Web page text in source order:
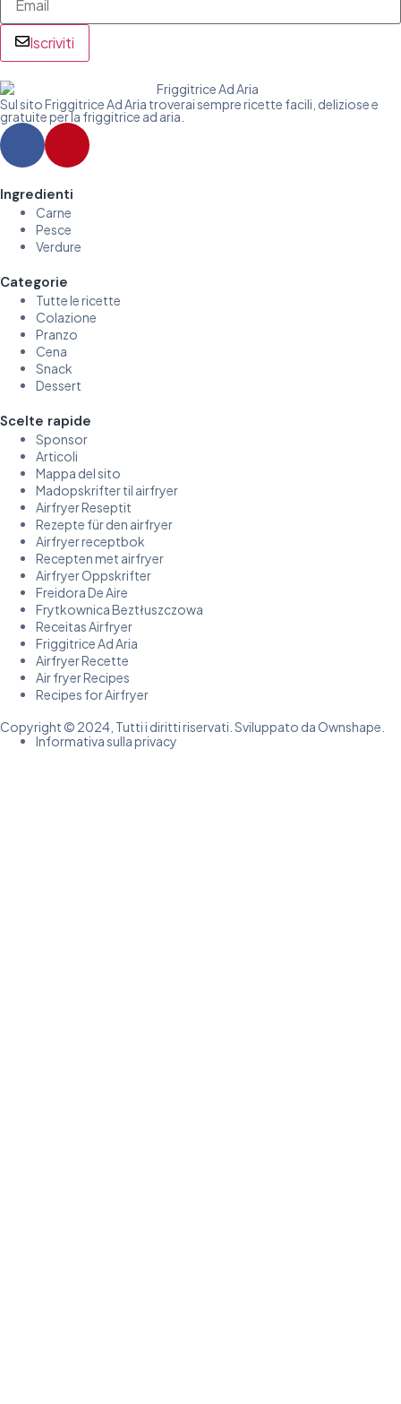
Iscriviti
Sul sito Friggitrice Ad Aria troverai sempre ricette facili, deliziose e
gratuite per la friggitrice ad aria.
Ingredienti
Carne
Pesce
Verdure
Categorie
Tutte le ricette
Colazione
Pranzo
Cena
Snack
Dessert
Scelte rapide
Sponsor
Articoli
Mappa del sito
Madopskrifter til airfryer
Airfryer Reseptit
Rezepte für den airfryer
Airfryer receptbok
Recepten met airfryer
Airfryer Oppskrifter
Freidora De Aire
Frytkownica Beztłuszczowa
Receitas Airfryer
Friggitrice Ad Aria
Airfryer Recette
Air fryer Recipes
Recipes for Airfryer
Copyright © 2024, Tutti i diritti riservati. Sviluppato da Ownshape.
Informativa sulla privacy